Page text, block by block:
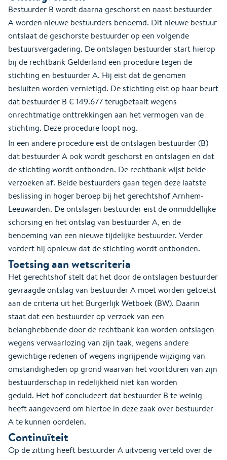
Bestuurder B wordt daarna geschorst en naast bestuurder
A worden nieuwe bestuurders benoemd. Dit nieuwe bestuur
ontslaat de geschorste bestuurder op een volgende
bestuursvergadering. De ontslagen bestuurder start hierop
bij de rechtbank Gelderland een procedure tegen de
stichting en bestuurder A. Hij eist dat de genomen
besluiten worden vernietigd. De stichting eist op haar beurt
dat bestuurder B € 149.677 terugbetaalt wegens
onrechtmatige onttrekkingen aan het vermogen van de
stichting. Deze procedure loopt nog.
In een andere procedure eist de ontslagen bestuurder (B)
dat bestuurder A ook wordt geschorst en ontslagen en dat
de stichting wordt ontbonden. De rechtbank wijst beide
verzoeken af. Beide bestuurders gaan tegen deze laatste
beslissing in hoger beroep bij het gerechtshof Arnhem-
Leeuwarden. De ontslagen bestuurder eist de onmiddellijke
schorsing en het ontslag van bestuurder A, en de
benoeming van een nieuwe tijdelijke bestuurder. Verder
vordert hij opnieuw dat de stichting wordt ontbonden.
Toetsing aan wetscriteria
Het gerechtshof stelt dat het door de ontslagen bestuurder
gevraagde ontslag van bestuurder A moet worden getoetst
aan de criteria uit het Burgerlijk Wetboek (BW). Daarin
staat dat een bestuurder op verzoek van een
belanghebbende door de rechtbank kan worden ontslagen
wegens verwaarlozing van zijn taak, wegens andere
gewichtige redenen of wegens ingrijpende wijziging van
omstandigheden op grond waarvan het voortduren van zijn
bestuurderschap in redelijkheid niet kan worden
geduld. Het hof concludeert dat bestuurder B te weinig
heeft aangevoerd om hiertoe in deze zaak over bestuurder
A te kunnen oordelen.
Continuïteit
Op de zitting heeft bestuurder A uitvoerig verteld over de